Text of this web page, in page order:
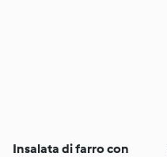
Insalata di farro con